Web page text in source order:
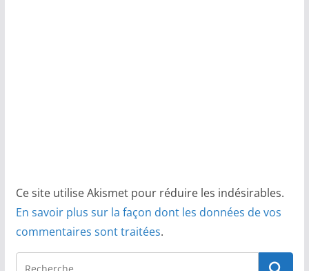
Ce site utilise Akismet pour réduire les indésirables.
En savoir plus sur la façon dont les données de vos
commentaires sont traitées.